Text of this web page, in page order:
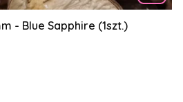
- Blue Sapphire (1szt.)